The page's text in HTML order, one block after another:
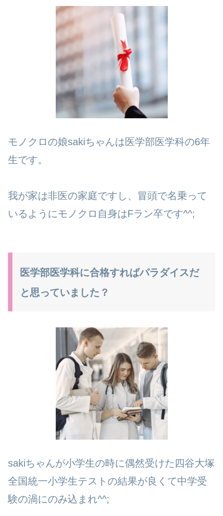
モノクロの娘sakiちゃんは医学部医学科の6年
生です。
我が家は非医の家庭ですし、冒頭で名乗って
いるようにモノクロ自身はFラン卒です^^;
医学部医学科に合格すればパラダイスだ
と思っていました？
sakiちゃんが小学生の時に偶然受けた四谷大塚
全国統一小学生テストの結果が良くて中学受
験の渦にのみ込まれ^^;